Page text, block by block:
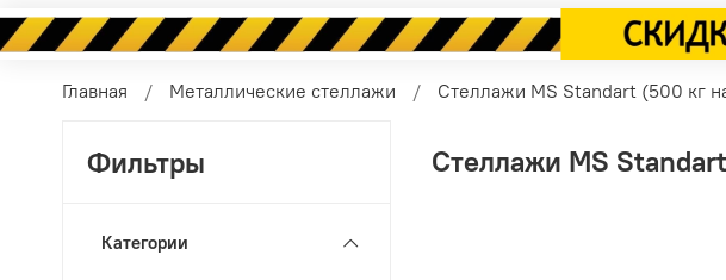
Главная Металлические стеллажи Стеллажи MS Standart (500 кг
Стеллажи MS
Фильтры
Категории